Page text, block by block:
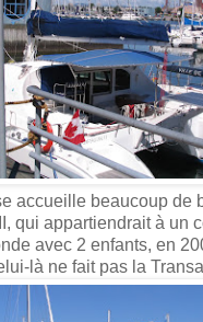
accueille beaucoup de
qui appartiendrait à un
avec 2 enfants, en
là ne fait pas la